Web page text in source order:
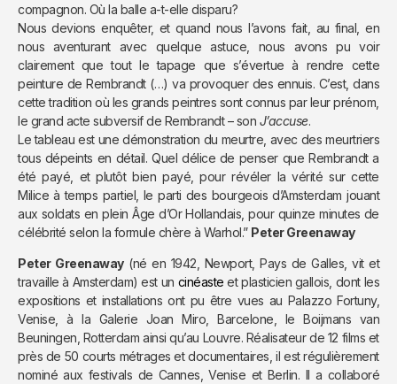
compagnon. Où la balle a-t-elle disparu?
Nous devions enquêter, et quand nous l’avons fait, au final, en
nous aventurant avec quelque astuce, nous avons pu voir
clairement que tout le tapage que s’évertue à rendre cette
peinture de Rembrandt (…) va provoquer des ennuis. C’est, dans
cette tradition où les grands peintres sont connus par leur prénom,
le grand acte subversif de Rembrandt – son J’accuse.
Le tableau est une démonstration du meurtre, avec des meurtriers
tous dépeints en détail. Quel délice de penser que Rembrandt a
été payé, et plutôt bien payé, pour révéler la vérité sur cette
Milice à temps partiel, le parti des bourgeois d’Amsterdam jouant
aux soldats en plein Âge d’Or Hollandais, pour quinze minutes de
célébrité selon la formule chère à Warhol.” Peter Greenaway
Peter Greenaway(né en 1942, Newport, Pays de Galles, vit et
travaille à Amsterdam) est un cinéaste et plasticien gallois, dont les
expositions et installations ont pu être vues au Palazzo Fortuny,
Venise, à la Galerie Joan Miro, Barcelone, le Boijmans van
Beuningen, Rotterdam ainsi qu’au Louvre. Réalisateur de 12 films et
près de 50 courts métrages et documentaires, il est régulièrement
nominé aux festivals de Cannes, Venise et Berlin. Il a collaboré